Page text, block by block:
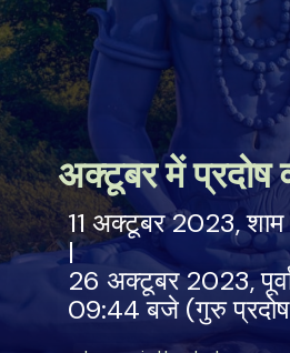
11 अक्टूबर 2023,
|
26 अक्टूबर 2023,
09:44 बजे (गुरु
अक्टूबर में